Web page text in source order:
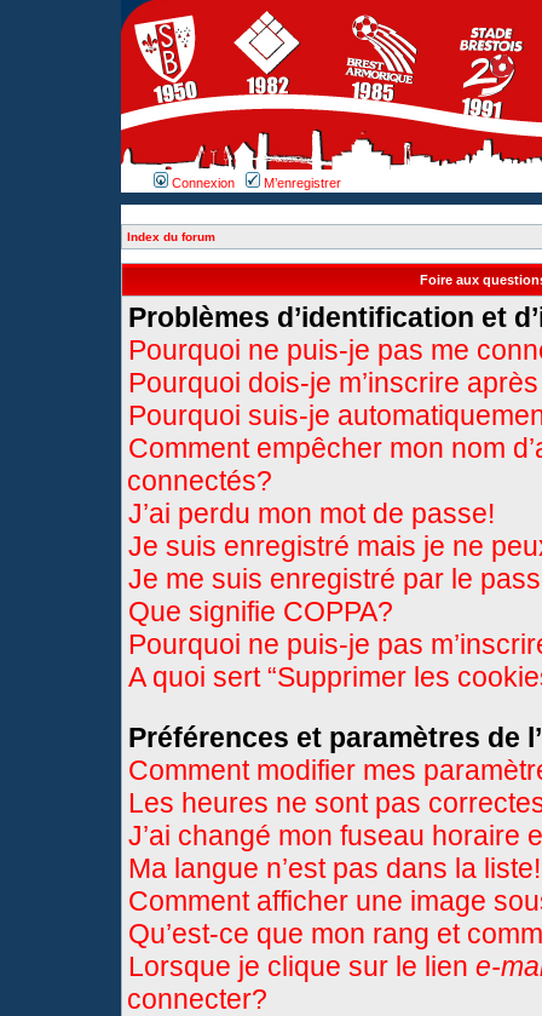
Connexion M’enregistrer
Index du forum
Foire aux
Problèmes d’identification et
Pourquoi ne puis-je pas me
Pourquoi dois-je m’inscrire
Pourquoi suis-je
Comment empêcher mon nom
connectés?
J’ai perdu mon mot de passe!
Je suis enregistré mais je ne
Je me suis enregistré par le
Que signifie COPPA?
Pourquoi ne puis-je pas
A quoi sert “Supprimer les
Préférences et paramètres de
Comment modifier mes
Les heures ne sont pas
J’ai changé mon fuseau horaire
Ma langue n’est pas dans la liste!
Comment afficher une image
Qu’est-ce que mon rang et
Lorsque je clique sur le lien e-
connecter?